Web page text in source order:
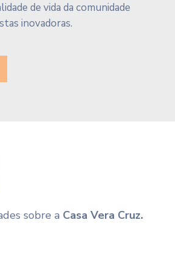
de vida da comunidade
inovadoras.
sobre a Casa Vera Cruz.